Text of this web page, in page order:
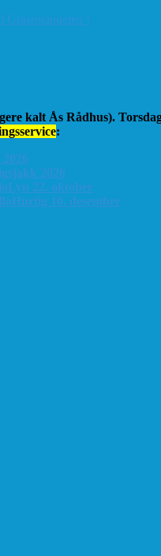
kalt Ås Rådhus).
:
2026
22. oktober
10. desember